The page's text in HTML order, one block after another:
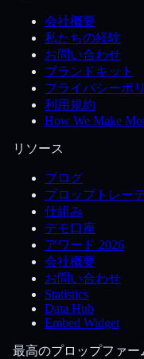
会社概要
私たちの経験
お問い合わせ
ブランドキット
プライバシーポ
利用規約
How We Make
リソース
ブログ
プロップトレー
仕組み
デモ口座
アワード 2026
会社概要
お問い合わせ
Statistics
Data Hub
Embed Widget
最高のプロップファー